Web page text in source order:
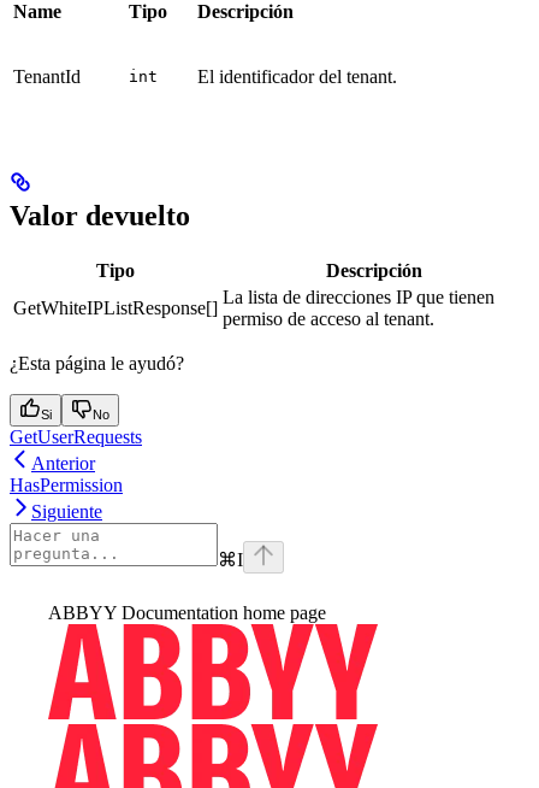
Name Tipo Descripción
TenantId int El identificador del tenant.
Valor devuelto
Tipo
Descripción
GetWhiteIPListResponse[]
La lista de direcciones IP que tienen
permiso de acceso al tenant.
¿Esta página le ayudó?
Si No
GetUserRequests
Anterior
HasPermission
Siguiente
⌘I
ABBYY Documentation home page